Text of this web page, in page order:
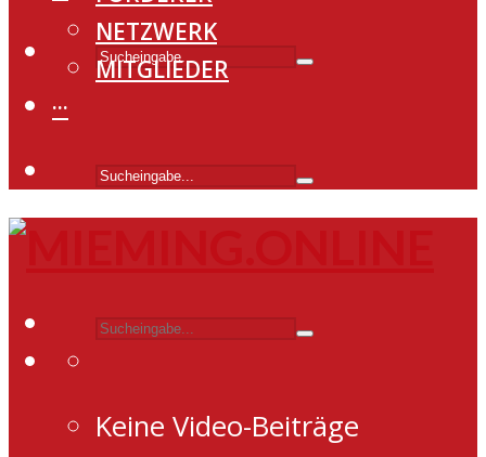
NETZWERK
MITGLIEDER
···
Keine Video-Beiträge